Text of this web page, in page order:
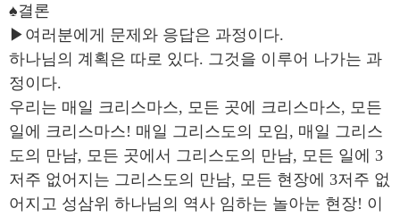
♠결론
▶여러분에게 문제와 응답은 과정이다.
하나님의 계획은 따로 있다. 그것을 이루어 나가는 과
정이다.
우리는 매일 크리스마스, 모든 곳에 크리스마스, 모든
일에 크리스마스! 매일 그리스도의 모임, 매일 그리스
도의 만남, 모든 곳에서 그리스도의 만남, 모든 일에 3
저주 없어지는 그리스도의 만남, 모든 현장에 3저주 없
어지고 성삼위 하나님의 역사 임하는 놀아눈 현장! 이